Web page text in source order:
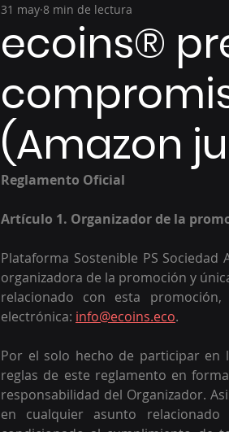
ecoins®
(Amazon
31 may 8 min de lectura
Reglamento Oficial
Artículo 1. Organizador de la
Plataforma Sostenible PS
organizadora de la promoción y
relacionado con esta
electrónica: info@ecoins.eco.
Por el solo hecho de participar en
reglas de este reglamento en
responsabilidad del Organizador.
en cualquier asunto